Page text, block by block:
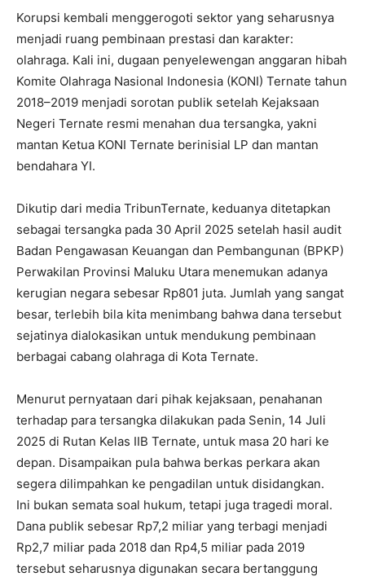
Korupsi kembali menggerogoti sektor yang seharusnya
menjadi ruang pembinaan prestasi dan karakter:
olahraga. Kali ini, dugaan penyelewengan anggaran hibah
Komite Olahraga Nasional Indonesia (KONI) Ternate tahun
2018–2019 menjadi sorotan publik setelah Kejaksaan
Negeri Ternate resmi menahan dua tersangka, yakni
mantan Ketua KONI Ternate berinisial LP dan mantan
bendahara YI.
Dikutip dari media TribunTernate, keduanya ditetapkan
sebagai tersangka pada 30 April 2025 setelah hasil audit
Badan Pengawasan Keuangan dan Pembangunan (BPKP)
Perwakilan Provinsi Maluku Utara menemukan adanya
kerugian negara sebesar Rp801 juta. Jumlah yang sangat
besar, terlebih bila kita menimbang bahwa dana tersebut
sejatinya dialokasikan untuk mendukung pembinaan
berbagai cabang olahraga di Kota Ternate.
Menurut pernyataan dari pihak kejaksaan, penahanan
terhadap para tersangka dilakukan pada Senin, 14 Juli
2025 di Rutan Kelas IIB Ternate, untuk masa 20 hari ke
depan. Disampaikan pula bahwa berkas perkara akan
segera dilimpahkan ke pengadilan untuk disidangkan.
Ini bukan semata soal hukum, tetapi juga tragedi moral.
Dana publik sebesar Rp7,2 miliar yang terbagi menjadi
Rp2,7 miliar pada 2018 dan Rp4,5 miliar pada 2019
tersebut seharusnya digunakan secara bertanggung